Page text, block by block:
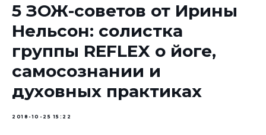
5 ЗОЖ-советов от Ирины
Нельсон: солистка
группы REFLEX о йоге,
самосознании и
духовных практиках
2018-10-25 15:22